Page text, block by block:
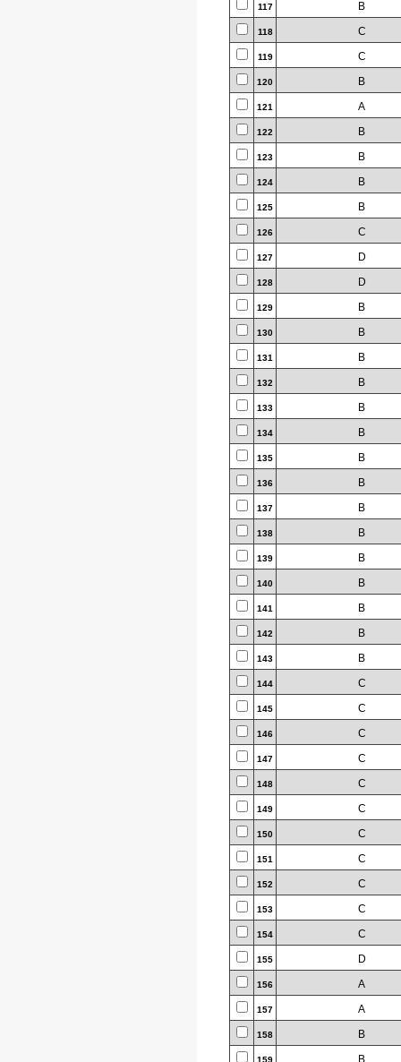
117 B
118 C
119 C
120 B
121 A
122 B
123 B
124 B
125 B
126 C
127 D
128 D
129 B
130 B
131 B
132 B
133 B
134 B
135 B
136 B
137 B
138 B
139 B
140 B
141 B
142 B
143 B
144 C
145 C
146 C
147 C
148 C
149 C
150 C
151 C
152 C
153 C
154 C
155 D
156 A
157 A
158 B
159 B